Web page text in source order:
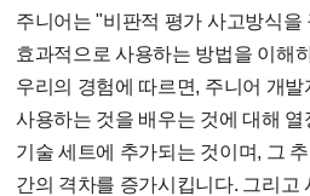
주니어는 "비판적 평가 사고방식을
효과적으로 사용하는 방법을 이해
우리의 경험에 따르면, 주니어 개
사용하는 것을 배우는 것에 대해
기술 세트에 추가되는 것이며, 그
간의 격차를 증가시킵니다. 그리고